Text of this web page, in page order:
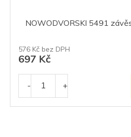
NOWODVORSKI 5491
576 Kč bez DPH
697 Kč